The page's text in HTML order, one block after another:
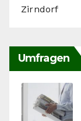
Zirndorf
Umfragen